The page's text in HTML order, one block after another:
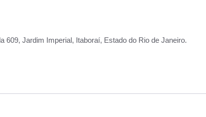
609, Jardim Imperial, Itaboraí, Estado do Rio de Janeiro.